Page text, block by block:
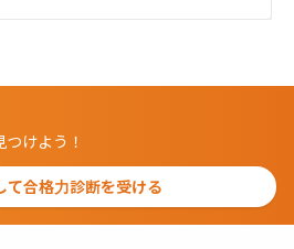
けよう！
て合格力診断を受ける